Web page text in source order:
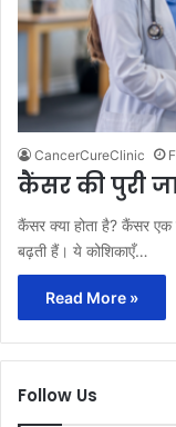
CancerCureClinic
कैंसर की पुरी
कैंसर क्या होता है? कैंसर एक
बढ़ती हैं। ये कोशिकाएँ…
Read More »
Follow Us